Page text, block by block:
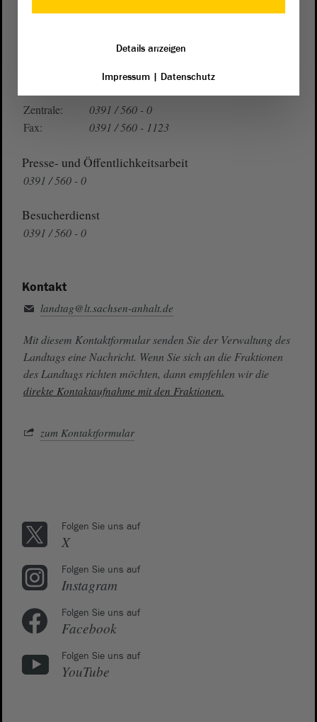
Auf Google Maps
Zentrale:
0391 / 560 - 0
Fax:
0391 / 560 - 1123
Presse- und Öffentlichkeitsarbeit
0391 / 560 - 0
Besucherdienst
0391 / 560 - 0
Kontakt
landtag@lt.sachsen-anhalt.de
Mit diesem Kontaktformular senden Sie der Verwaltung des
Landtags eine Nachricht. Wenn Sie sich an die Fraktionen
des Landtags richten möchten, dann empfehlen wir die
direkte Kontaktaufnahme mit den Fraktionen.
zum Kontaktformular
Folgen Sie uns auf
X
Folgen Sie uns auf
Instagram
Folgen Sie uns auf
Facebook
Folgen Sie uns auf
YouTube
Details anzeigen
Impressum| Datenschutz